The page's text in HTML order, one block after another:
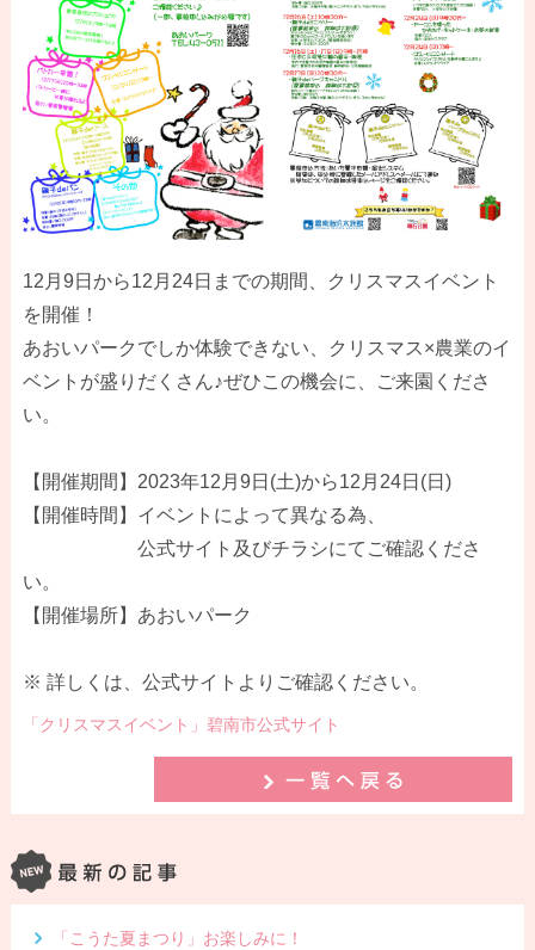
12月9日から12月24日までの期間、クリスマスイベント
を開催！
あおいパークでしか体験できない、クリスマス×農業のイ
ベントが盛りだくさん♪ぜひこの機会に、ご来園くださ
い。
【開催期間】2023年12月9日(土)から12月24日(日)
【開催時間】イベントによって異なる為、
公式サイト及びチラシにてご確認くださ
い。
【開催場所】あおいパーク
※ 詳しくは、公式サイトよりご確認ください。
「クリスマスイベント」碧南市公式サイト
「こうた夏まつり」お楽しみに！